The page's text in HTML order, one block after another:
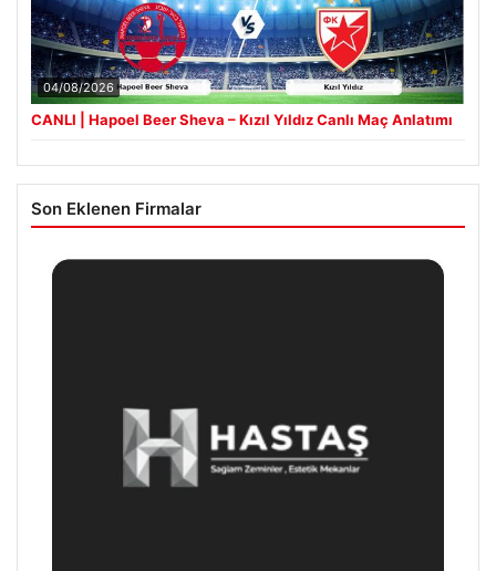
04/08/2026
CANLI | Hapoel Beer Sheva – Kızıl Yıldız Canlı Maç Anlatımı
Son Eklenen Firmalar